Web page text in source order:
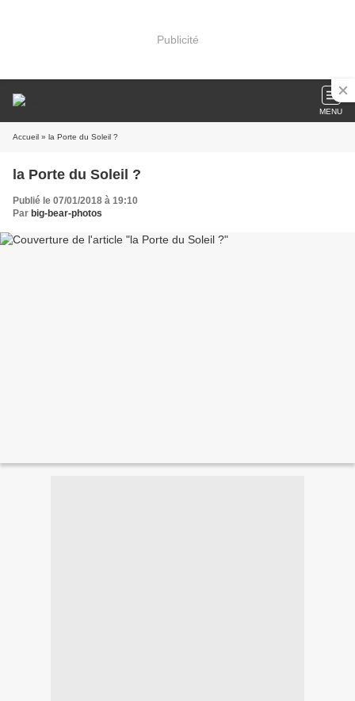
Publicité
MENU
Accueil » la Porte du Soleil ?
la Porte du Soleil ?
Publié le 07/01/2018 à 19:10
Par big-bear-photos